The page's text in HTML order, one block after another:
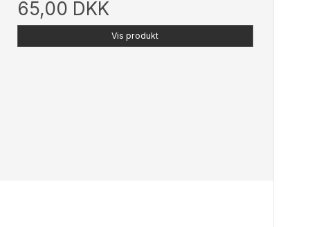
65,00 DKK
Vis produkt